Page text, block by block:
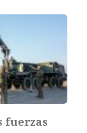
fuerzas